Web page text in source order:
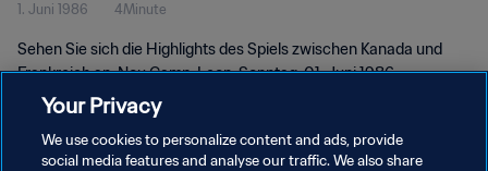
Highlights
1. Juni 1986 4Minute
Sehen Sie sich die Highlights des Spiels zwischen Kanada und
Frankreich an. Nou Camp, Leon, Sonntag, 01. Juni 1986.
Your Privacy
We use cookies to personalize content and ads, provide
social media features and analyse our traffic. We also share